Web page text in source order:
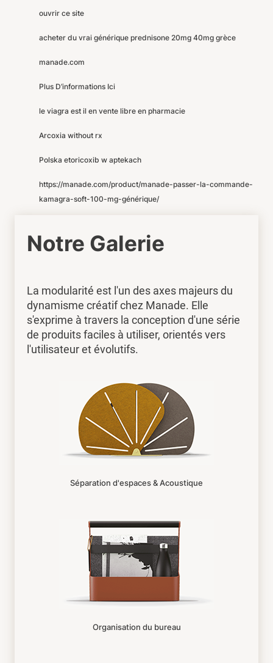
ouvrir ce site
acheter du vrai générique prednisone 20mg 40mg grèce
manade.com
Plus D’informations Ici
le viagra est il en vente libre en pharmacie
Arcoxia without rx
Polska etoricoxib w aptekach
https://manade.com/product/manade-passer-la-commande-
kamagra-soft-100-mg-générique/
Notre Galerie
La modularité est l'un des axes majeurs du
dynamisme créatif chez Manade. Elle
s'exprime à travers la conception d'une série
de produits faciles à utiliser, orientés vers
l'utilisateur et évolutifs.
Séparation d'espaces & Acoustique
Organisation du bureau